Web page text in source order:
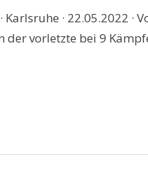
· 22.05.2022 ·
der vorletzte bei 9